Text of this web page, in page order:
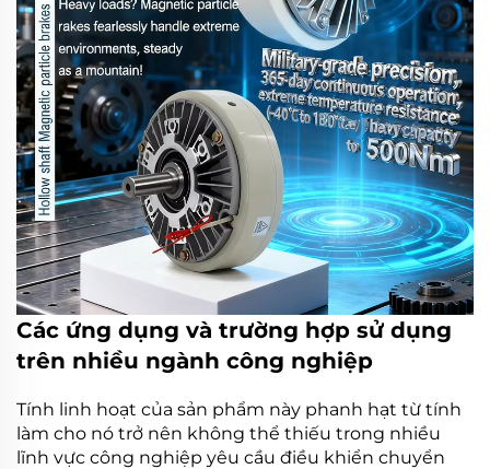
Các ứng dụng và trường hợp sử dụng
trên nhiều ngành công nghiệp
Tính linh hoạt của sản phẩm này phanh hạt từ tính
làm cho nó trở nên không thể thiếu trong nhiều
lĩnh vực công nghiệp yêu cầu điều khiển chuyển